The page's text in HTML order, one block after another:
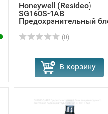
Honeywell (Resideo)
SG160S-1AB
Предохранительный
(0)
В корзину